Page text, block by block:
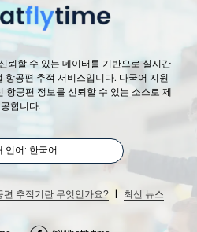
할 수 있는 데이터를 기반으로 실시간
항공편 추적 서비스입니다. 다국어 지원
항공편 정보를 신뢰할 수 있는 소스로 제
공합니다.
언어: 한국어
편 추적기란 무엇인가요? | 최신 뉴스